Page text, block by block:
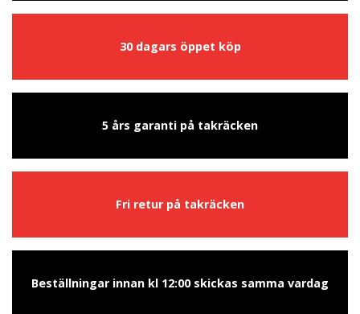
30 dagars öppet köp
5 års garanti på takräcken
Fri retur på takräcken
Beställningar innan kl 12:00 skickas samma vardag